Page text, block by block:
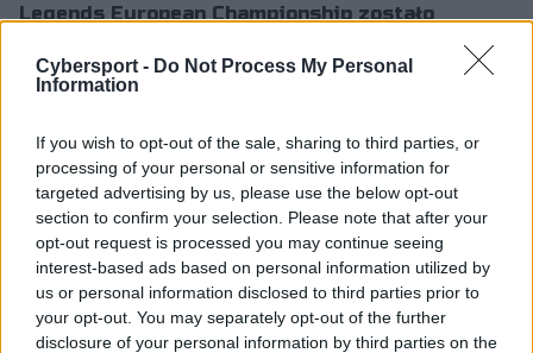
Cybersport - Do Not Process My Personal
Information
If you wish to opt-out of the sale, sharing to third parties, or
processing of your personal or sensitive information for
targeted advertising by us, please use the below opt-out
section to confirm your selection. Please note that after your
opt-out request is processed you may continue seeing
interest-based ads based on personal information utilized by
us or personal information disclosed to third parties prior to
your opt-out. You may separately opt-out of the further
disclosure of your personal information by third parties on the
Legends European Championship zostało
ogłoszeń na temat nowych zaw...
W połowie września Origen znane z League of Legends
European Championship zostało przemianowane na
Astralis. Pomimo braku ogłoszeń na temat nowych
zawodników lub przedłużenia kontraktów z
dotychczasowymi, organizacja znalazła się w centrum
wydarzeń. Wszystko przez... opóźnienia z płatnościami
dla graczy i menadżera dywzji w LoL-u.